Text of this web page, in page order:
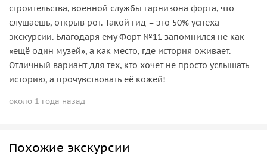
строительства, военной службы гарнизона форта, что
слушаешь, открыв рот. Такой гид – это 50% успеха
экскурсии. Благодаря ему Форт №11 запомнился не как
«ещё один музей», а как место, где история оживает.
Отличный вариант для тех, кто хочет не просто услышать
историю, а прочувствовать её кожей!
около 1 года назад
Похожие экскурсии